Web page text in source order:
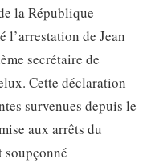
la République
l’arrestation de Jean
secrétaire de
Cette déclaration
survenues depuis le
aux arrêts du